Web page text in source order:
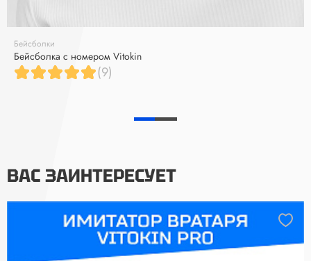
Бейсболки
Бейсболка с номером Vitokin
(9)
ВАС ЗАИНТЕРЕСУЕТ